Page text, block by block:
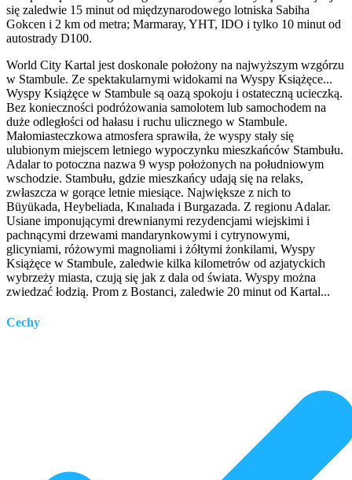
się zaledwie 15 minut od międzynarodowego lotniska Sabiha
Gokcen i 2 km od metra; Marmaray, YHT, IDO i tylko 10 minut od
autostrady D100.
World City Kartal jest doskonale położony na najwyższym wzgórzu
w Stambule. Ze spektakularnymi widokami na Wyspy Książęce...
Wyspy Książęce w Stambule są oazą spokoju i ostateczną ucieczką.
Bez konieczności podróżowania samolotem lub samochodem na
duże odległości od hałasu i ruchu ulicznego w Stambule.
Małomiasteczkowa atmosfera sprawiła, że wyspy stały się
ulubionym miejscem letniego wypoczynku mieszkańców Stambułu.
Adalar to potoczna nazwa 9 wysp położonych na południowym
wschodzie. Stambułu, gdzie mieszkańcy udają się na relaks,
zwłaszcza w gorące letnie miesiące. Największe z nich to
Büyükada, Heybeliada, Kınalıada i Burgazada. Z regionu Adalar.
Usiane imponującymi drewnianymi rezydencjami wiejskimi i
pachnącymi drzewami mandarynkowymi i cytrynowymi,
glicyniami, różowymi magnoliami i żółtymi żonkilami, Wyspy
Książęce w Stambule, zaledwie kilka kilometrów od azjatyckich
wybrzeży miasta, czują się jak z dala od świata. Wyspy można
zwiedzać łodzią. Prom z Bostanci, zaledwie 20 minut od Kartal...
Cechy